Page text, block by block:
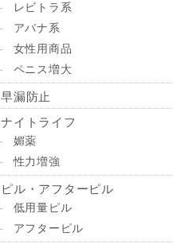
レビトラ系
アバナ系
女性用商品
ペニス増大
早漏防止
ナイトライフ
媚薬
性力増強
ピル・アフターピル
低用量ピル
アフターピル